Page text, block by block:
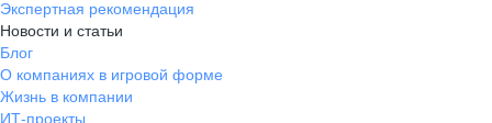
Экспертная рекомендация
Новости и статьи
Блог
О компаниях в игровой форме
Жизнь в компании
ИТ-проекты